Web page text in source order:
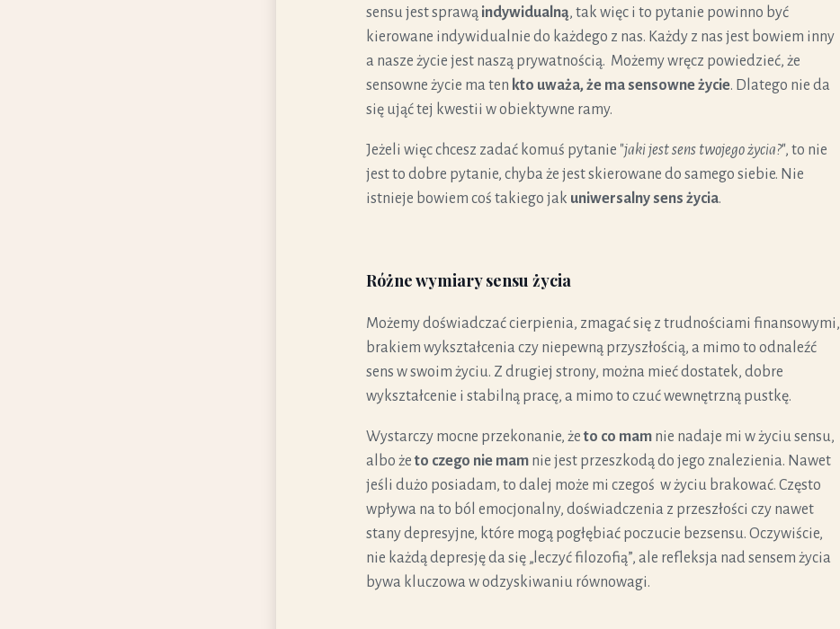
sensu jest sprawą indywidualną, tak więc i to pytanie powinno być
kierowane indywidualnie do każdego z nas. Każdy z nas jest bowiem inny
a nasze życie jest naszą prywatnością. Możemy wręcz powiedzieć, że
sensowne życie ma ten kto uważa, że ma sensowne życie. Dlatego nie da
się ująć tej kwestii w obiektywne ramy.
Jeżeli więc chcesz zadać komuś pytanie "jaki jest sens twojego życia?", to nie
jest to dobre pytanie, chyba że jest skierowane do samego siebie. N ie
istnieje bowiem coś takiego jak uniwersalny sens życia.
Różne wymiary sensu życia
Możemy doświadczać cierpienia, zmagać się z trudnościami finansowymi,
brakiem wykształcenia czy niepewną przyszłością, a mimo to odnaleźć
sens w swoim życiu. Z drugiej strony, można mieć dostatek, dobre
wykształcenie i stabilną pracę, a mimo to czuć wewnętrzną pustkę.
Wystarczy mocne przekonanie, że to co mam nie nadaje mi w życiu sensu,
albo że to czego nie mam nie jest przeszkodą do jego znalezienia. Nawet
jeśli dużo posiadam, to dalej może mi czegoś w życiu brakować. Często
wpływa na to ból emocjonalny, doświadczenia z przeszłości czy nawet
stany depresyjne, które mogą pogłębiać poczucie bezsensu. Oczywiście,
nie każdą depresję da się „leczyć filozofią”, ale refleksja nad sensem życia
bywa kluczowa w odzyskiwaniu równowagi.